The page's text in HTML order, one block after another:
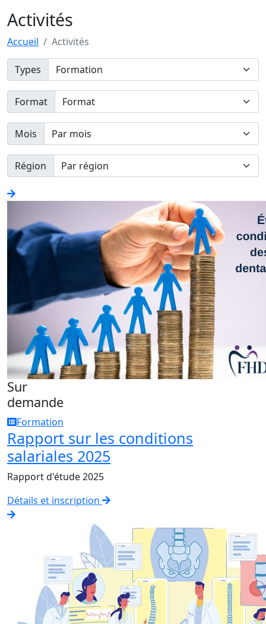
Activités
Accueil Activités
Types
Format
Mois
Région
Sur
demande
Formation
Rapport sur les conditions
salariales 2025
Rapport d'étude 2025
Détails et inscription